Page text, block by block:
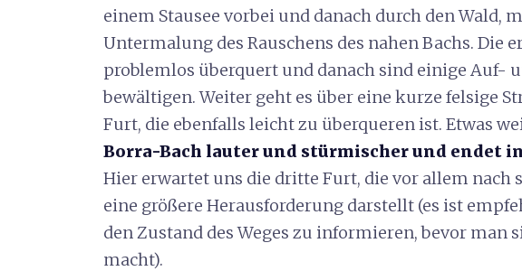
einem Stausee vorbei und danach durch den Wald,
Untermalung des Rauschens des nahen Bachs. Die
problemlos überquert und danach sind einige Auf-
bewältigen. Weiter geht es über eine kurze felsige
Furt, die ebenfalls leicht zu überqueren ist. Etwas
Borra-Bach lauter und stürmischer und endet
Hier erwartet uns die dritte Furt, die vor allem nach
eine größere Herausforderung darstellt (es ist
den Zustand des Weges zu informieren, bevor man
macht).